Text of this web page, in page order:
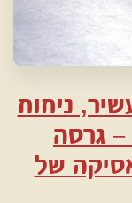
ניחוח
– גרסה
של